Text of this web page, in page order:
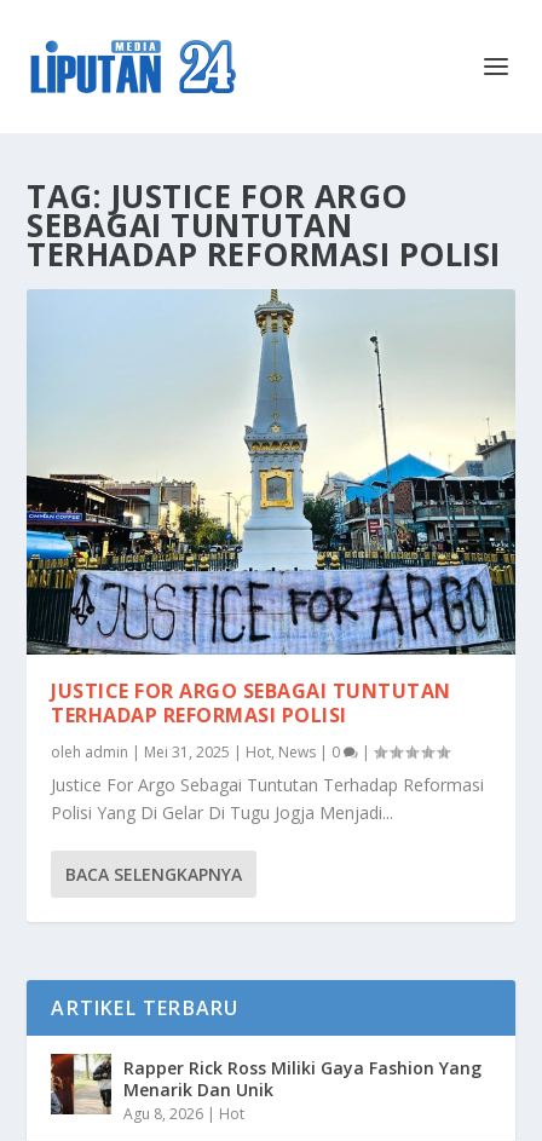
TAG: JUSTICE FOR ARGO
SEBAGAI TUNTUTAN
TERHADAP REFORMASI POLISI
JUSTICE FOR ARGO SEBAGAI TUNTUTAN
TERHADAP REFORMASI POLISI
oleh admin | Mei 31, 2025 | Hot, News | 0 |
Justice For Argo Sebagai Tuntutan Terhadap Reformasi
Polisi Yang Di Gelar Di Tugu Jogja Menjadi...
BACA SELENGKAPNYA
ARTIKEL TERBARU
Rapper Rick Ross Miliki Gaya Fashion Yang
Menarik Dan Unik
Agu 8, 2026 | Hot